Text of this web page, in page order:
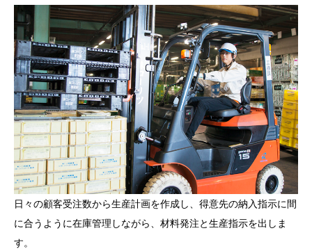
日々の顧客受注数から生産計画を作成し、得意先の納入指示に間
に合うように在庫管理しながら、材料発注と生産指示を出しま
す。